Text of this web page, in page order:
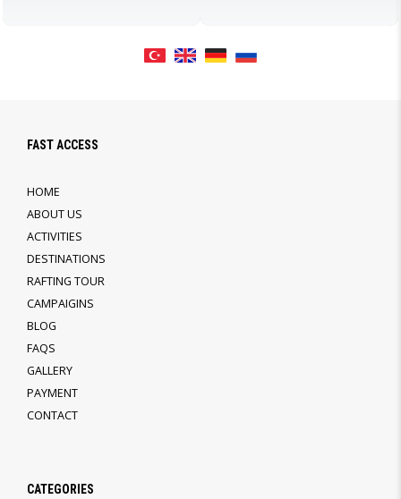
FAST ACCESS
HOME
ABOUT US
ACTIVITIES
DESTINATIONS
RAFTING TOUR
CAMPAIGINS
BLOG
FAQS
GALLERY
PAYMENT
CONTACT
CATEGORIES